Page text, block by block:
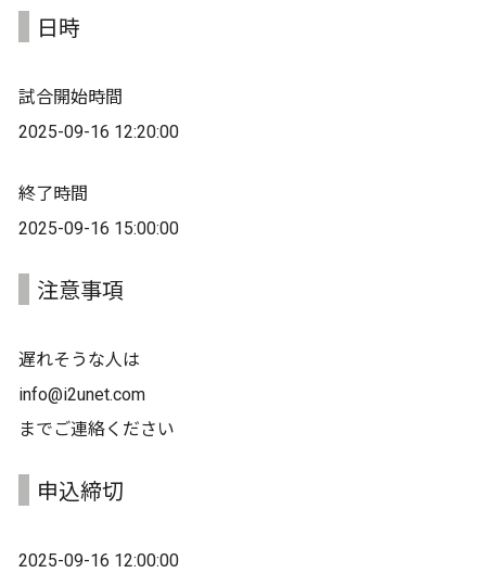
日時
試合開始時間
2025-09-16 12:20:00
終了時間
2025-09-16 15:00:00
注意事項
遅れそうな人は
info@i2unet.com
までご連絡ください
申込締切
2025-09-16 12:00:00